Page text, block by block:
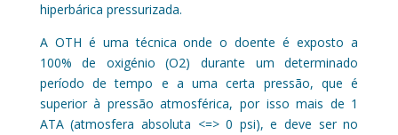
hiperbárica pressurizada.
A OTH é uma técnica onde o doente é exposto a
100% de oxigénio (O2) durante um determinado
período de tempo e a uma certa pressão, que é
superior à pressão atmosférica, por isso mais de 1
ATA (atmosfera absoluta <=> 0 psi), e deve ser no